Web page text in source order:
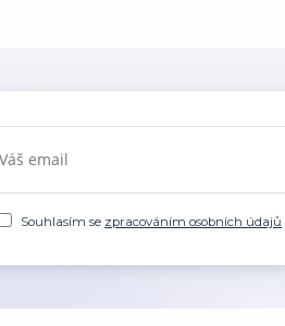
Souhlasím se zpracováním osobních údajů